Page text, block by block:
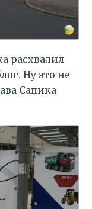
расхвалил
Ну это не
Сапика